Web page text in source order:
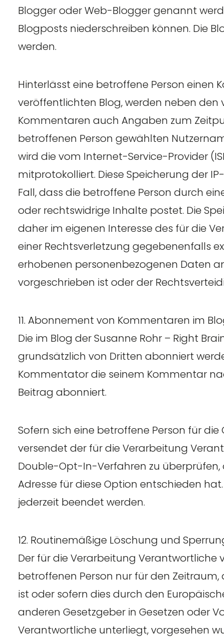
Blogger oder Web-Blogger genannt
Blogposts niederschreiben können. Die
werden.
Hinterlässt eine betroffene Person einen
veröffentlichten Blog, werden neben
Kommentaren auch Angaben zum
betroffenen Person gewählten
wird die vom Internet-Service-Provider
mitprotokolliert. Diese Speicherung der
Fall, dass die betroffene Person durch
oder rechtswidrige Inhalte postet. Die
daher im eigenen Interesse des für die
einer Rechtsverletzung gegebenenfalls
erhobenen personenbezogenen Daten
vorgeschrieben ist oder der
11. Abonnement von Kommentaren im
Die im Blog der Susanne Rohr – Right
grundsätzlich von Dritten abonniert
Kommentator die seinem Kommentar
Beitrag abonniert.
Sofern sich eine betroffene Person für
versendet der für die Verarbeitung
Double-Opt-In-Verfahren zu
Adresse für diese Option entschieden
jederzeit beendet werden.
12. Routinemäßige Löschung und
Der für die Verarbeitung
betroffenen Person nur für den Zeitraum,
ist oder sofern dies durch den
anderen Gesetzgeber in Gesetzen oder
Verantwortliche unterliegt, vorgesehen